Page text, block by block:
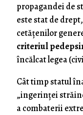
propagandei de
este stat de
cetăţenilor
criteriul
încălcat legea
Cât timp statul
„ingerinţei
a combaterii